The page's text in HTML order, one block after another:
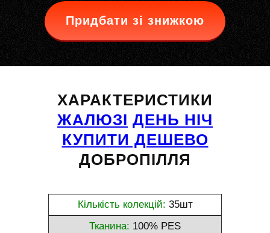
Придбати зі знижкою
ХАРАКТЕРИСТИКИ
ЖАЛЮЗІ ДЕНЬ НІЧ
КУПИТИ ДЕШЕВО
ДОБРОПІЛЛЯ
Кількість колекцій: 35шт
Тканина: 100% PES